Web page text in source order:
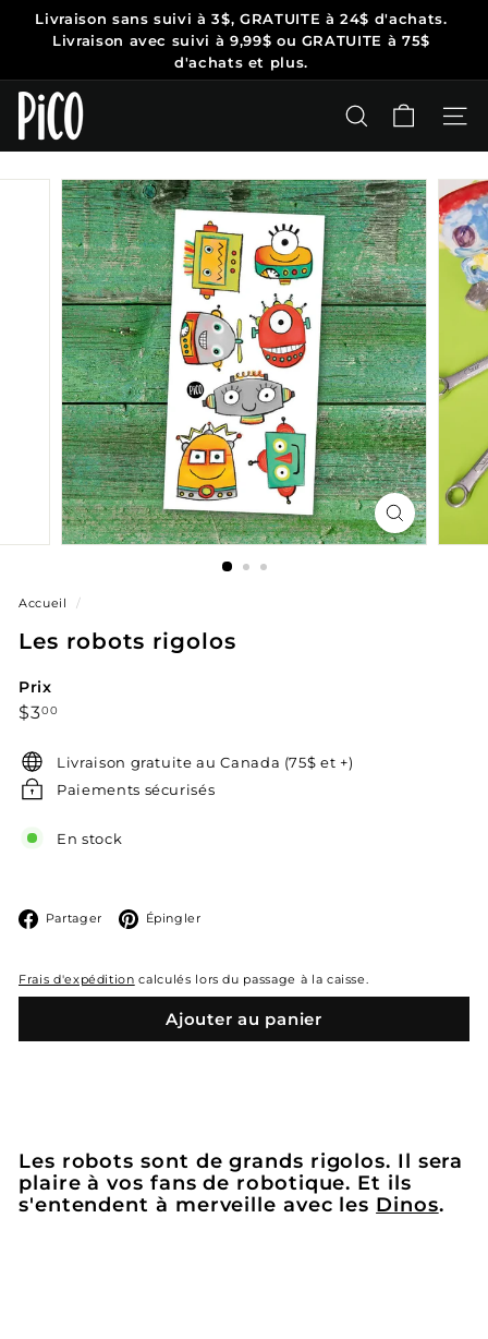
Passer
Diaporama
Pause
Livraison sans suivià 3$, GRATUITE à 24$ d'achats.
Livraison avec suivi à 9,99$ ou GRATUITE à 75$
d'achats et plus.
P
i
C
O
RECHERCHER
Accueil /
Les robots rigolos
Prix
Prix
$300
Livraison gratuite au Canada (75$ et +)
Paiements sécurisés
En stock
Partager Facebook
Épingler
Frais d'expédition calculés lors du passage à la caisse.
Ajouter au panier
Les robots sont de grands rigolos. Il sera
plaire à vos fans de robotique. Et ils
s'entendent à merveille avec les Dinos.